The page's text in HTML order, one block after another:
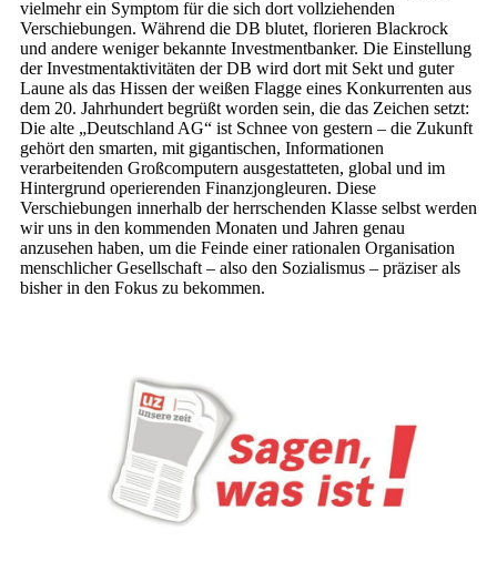
vielmehr ein Symptom für die sich dort vollziehenden
Verschiebungen. Während die DB blutet, florieren Blackrock
und andere weniger bekannte Investmentbanker. Die Einstellung
der Investmentaktivitäten der DB wird dort mit Sekt und guter
Laune als das Hissen der weißen Flagge eines Konkurrenten aus
dem 20. Jahrhundert begrüßt worden sein, die das Zeichen setzt:
Die alte „Deutschland AG“ ist Schnee von gestern – die Zukunft
gehört den smarten, mit gigantischen, Informationen
verarbeitenden Großcomputern ausgestatteten, global und im
Hintergrund operierenden Finanzjongleuren. Diese
Verschiebungen innerhalb der herrschenden Klasse selbst werden
wir uns in den kommenden Monaten und Jahren genau
anzusehen haben, um die Feinde einer rationalen Organisation
menschlicher Gesellschaft – also den Sozialismus – präziser als
bisher in den Fokus zu bekommen.